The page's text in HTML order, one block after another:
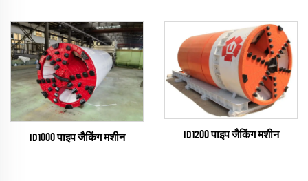
ID1000 पाइप जैकिंग मशीन ID1200 पाइप जैकिंग मशीन